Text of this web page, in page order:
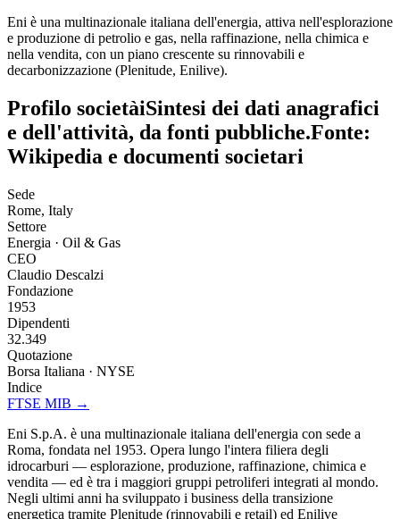
Eni è una multinazionale italiana dell'energia, attiva nell'esplorazione
e produzione di petrolio e gas, nella raffinazione, nella chimica e
nella vendita, con un piano crescente su rinnovabili e
decarbonizzazione (Plenitude, Enilive).
Profilo societàiSintesi dei dati anagrafici
e dell'attività, da fonti pubbliche.Fonte:
Wikipedia e documenti societari
Sede
Rome, Italy
Settore
Energia · Oil & Gas
CEO
Claudio Descalzi
Fondazione
1953
Dipendenti
32.349
Quotazione
Borsa Italiana · NYSE
Indice
FTSE MIB →
Eni S.p.A. è una multinazionale italiana dell'energia con sede a
Roma, fondata nel 1953. Opera lungo l'intera filiera degli
idrocarburi — esplorazione, produzione, raffinazione, chimica e
vendita — ed è tra i maggiori gruppi petroliferi integrati al mondo.
Negli ultimi anni ha sviluppato i business della transizione
energetica tramite Plenitude (rinnovabili e retail) ed Enilive